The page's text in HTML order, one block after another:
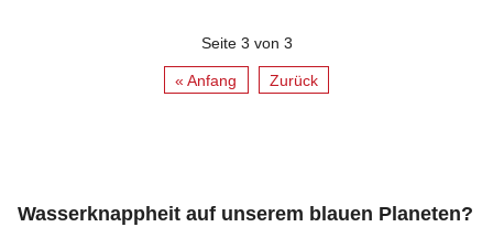
Seite 3 von 3
« Anfang Zurück
Wasserknappheit auf unserem blauen Planeten?